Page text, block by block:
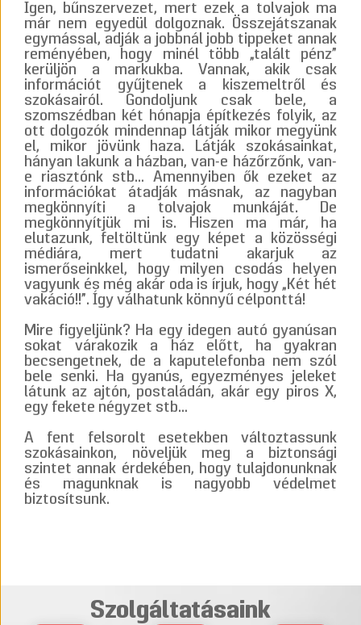
Igen, bűnszervezet, mert ezek a tolvajok ma
már nem egyedül dolgoznak. Összejátszanak
egymással, adják a jobbnál jobb tippeket annak
reményében, hogy minél több „talált pénz”
kerüljön a markukba. Vannak, akik csak
információt gyűjtenek a kiszemeltről és
szokásairól. Gondoljunk csak bele, a
szomszédban két hónapja építkezés folyik, az
ott dolgozók mindennap látják mikor megyünk
el, mikor jövünk haza. Látják szokásainkat,
hányan lakunk a házban, van-e házőrzőnk, van-
e riasztónk stb… Amennyiben ők ezeket az
információkat átadják másnak, az nagyban
megkönnyíti a tolvajok munkáját. De
megkönnyítjük mi is. Hiszen ma már, ha
elutazunk, feltöltünk egy képet a közösségi
médiára, mert tudatni akarjuk az
ismerőseinkkel, hogy milyen csodás helyen
vagyunk és még akár oda is írjuk, hogy „Két hét
vakáció!!”. Így válhatunk könnyű célponttá!
Mire figyeljünk? Ha egy idegen autó gyanúsan
sokat várakozik a ház előtt, ha gyakran
becsengetnek, de a kaputelefonba nem szól
bele senki. Ha gyanús, egyezményes jeleket
látunk az ajtón, postaládán, akár egy piros X,
egy fekete négyzet stb…
A fent felsorolt esetekben változtassunk
szokásainkon, növeljük meg a biztonsági
szintet annak érdekében, hogy tulajdonunknak
és magunknak is nagyobb védelmet
biztosítsunk.
Szolgáltatásaink